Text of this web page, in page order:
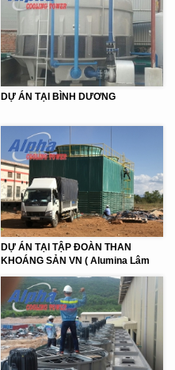
DỰ ÁN TẠI BÌNH DƯƠNG
DỰ ÁN TẠI TẬP ĐOÀN THAN
KHOÁNG SẢN VN ( Alumina Lâm
Đồng )